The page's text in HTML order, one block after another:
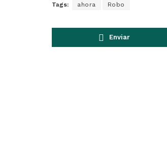
Tags: ahora Robo
Enviar